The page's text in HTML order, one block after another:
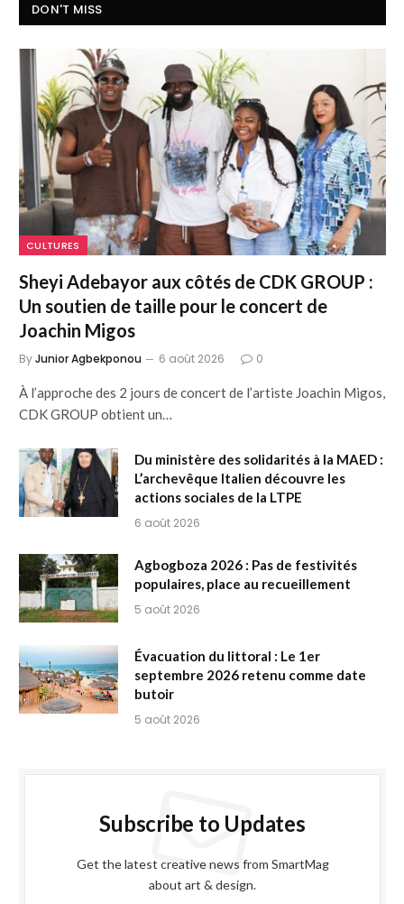
DON'T MISS
CULTURES
Sheyi Adebayor aux côtés de CDK GROUP :
Un soutien de taille pour le concert de
Joachin Migos
ByJunior Agbekponou 6 août 2026 0
À l’approche des 2 jours de concert de l’artiste Joachin Migos,
CDK GROUP obtient un…
Du ministère des solidarités à la MAED :
L’archevêque Italien découvre les
actions sociales de la LTPE
6 août 2026
Agbogboza 2026 : Pas de festivités
populaires, place au recueillement
5 août 2026
Évacuation du littoral : Le 1er
septembre 2026 retenu comme date
butoir
5 août 2026
Subscribe to Updates
Get the latest creative news from SmartMag
about art & design.